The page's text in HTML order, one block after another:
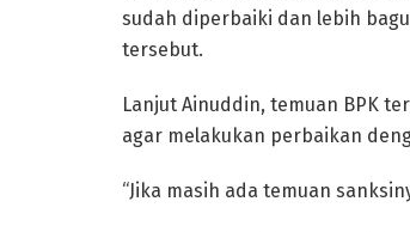
sudah diperbaiki dan lebih
tersebut.
Lanjut Ainuddin, temuan BPK
agar melakukan perbaikan
“Jika masih ada temuan